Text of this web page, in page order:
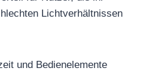
Lichtverhältnissen
und Bedienelemente